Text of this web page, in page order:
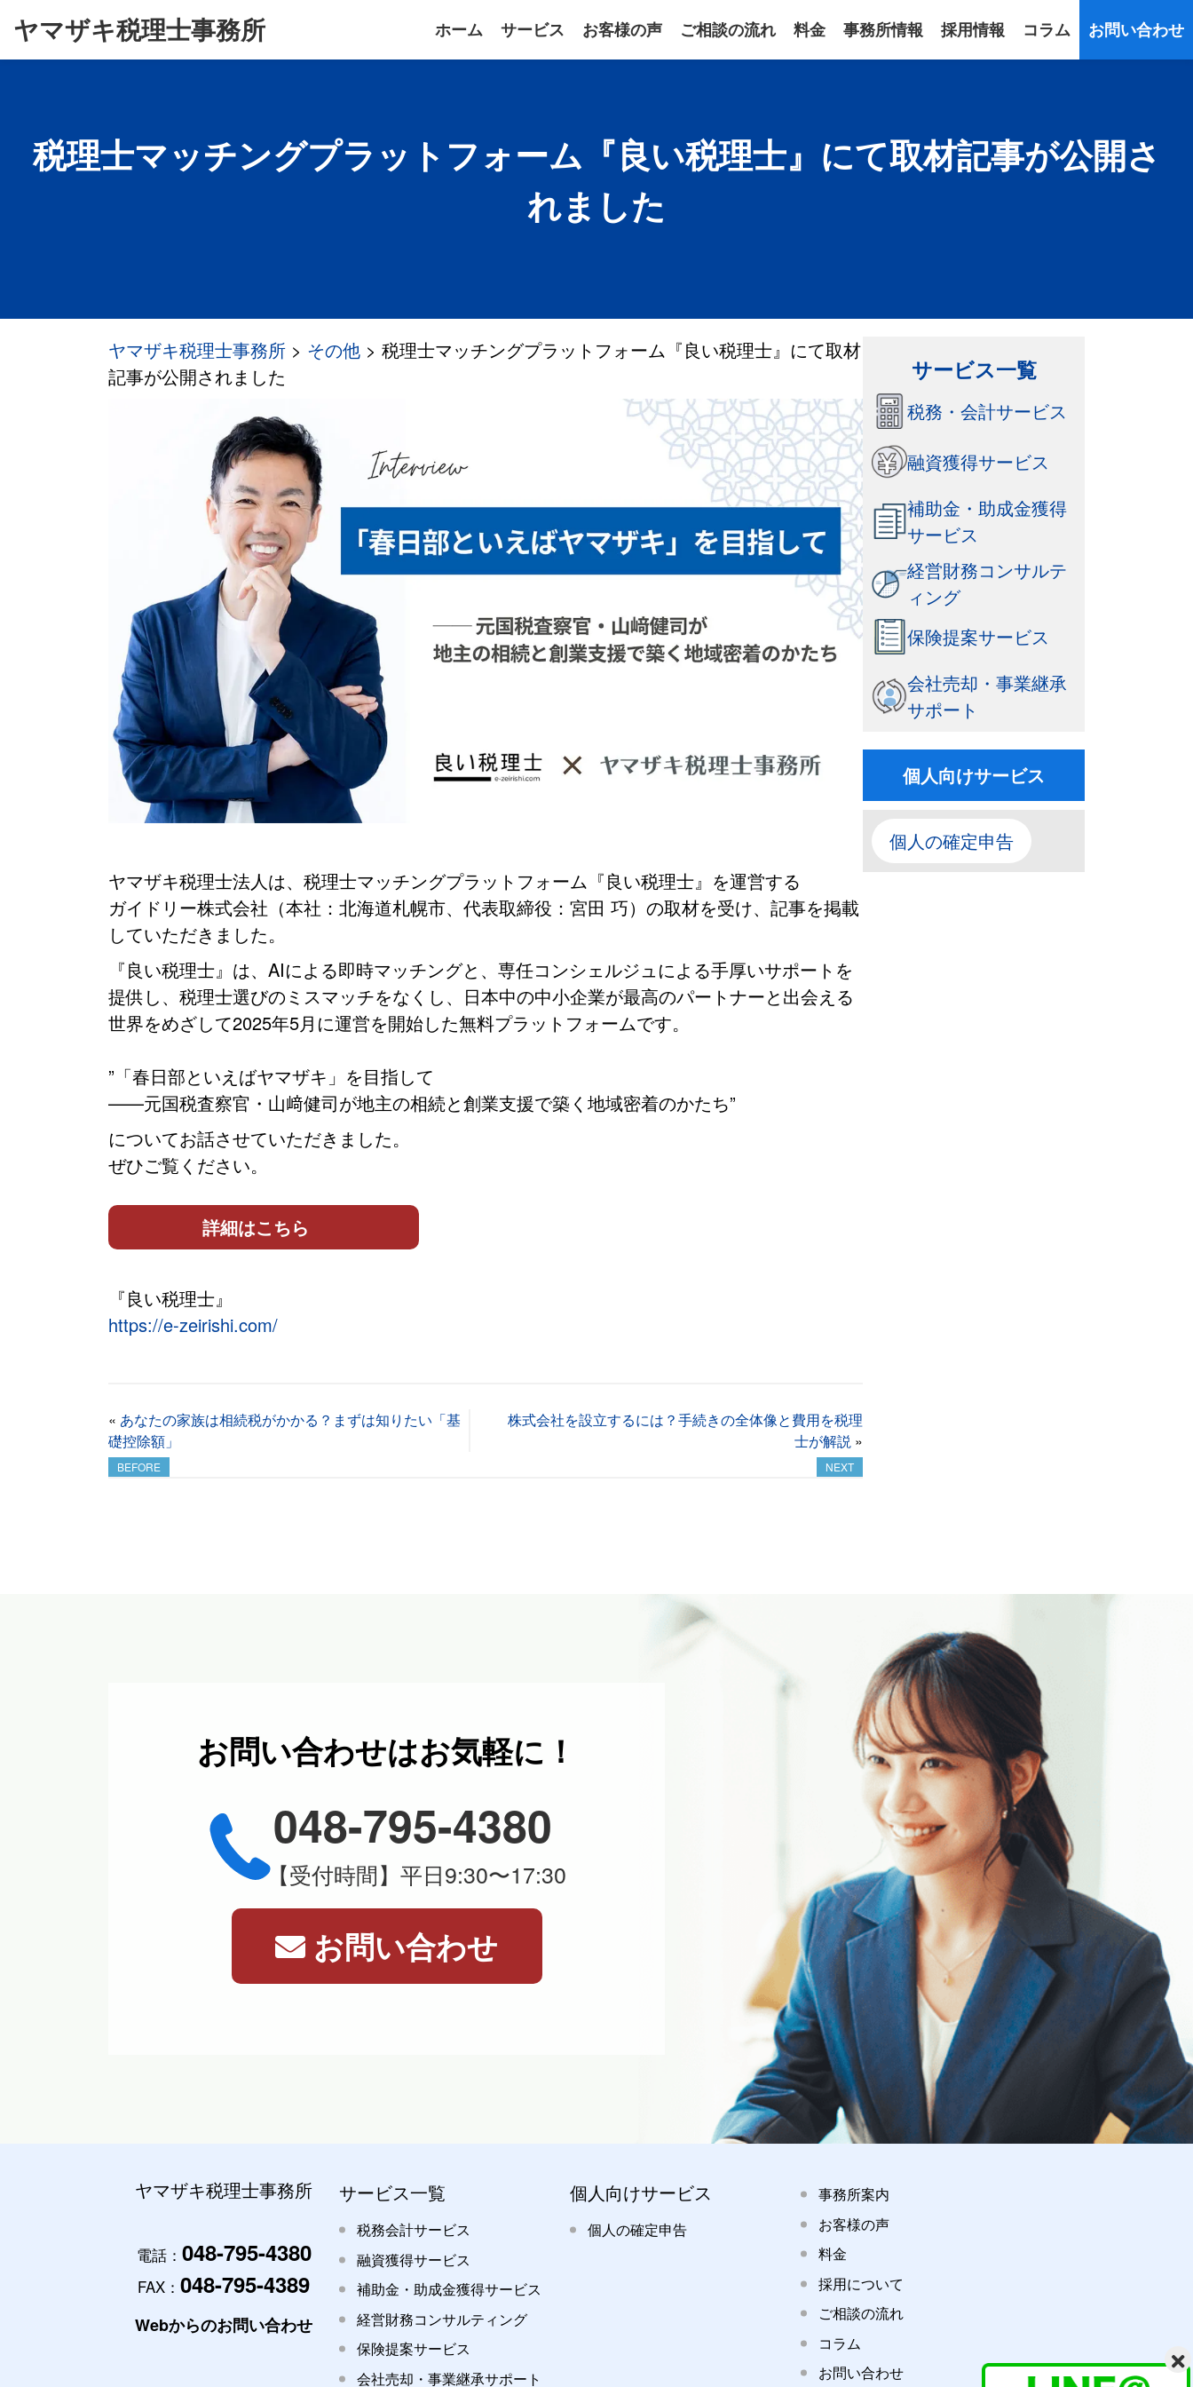
ヤマザキ税理士事務所 ホーム サービス お客様の声 ご相談の流れ 料金 事務所情報 採用情報 コラム お問い合わせ
税理士マッチングプラットフォーム『良い税理士』にて取材記事が公開さ
れました
ヤマザキ税理士事務所 > その他 > 税理士マッチングプラットフォーム『良い税理士』にて取材
記事が公開されました
ヤマザキ税理士法人は、税理士マッチングプラットフォーム『良い税理士』を運営する
ガイドリー株式会社（本社：北海道札幌市、代表取締役：宮田 巧）の取材を受け、記事を掲載
していただきました。
『良い税理士』は、AIによる即時マッチングと、専任コンシェルジュによる手厚いサポートを
提供し、税理士選びのミスマッチをなくし、日本中の中小企業が最高のパートナーと出会える
世界をめざして2025年5月に運営を開始した無料プラットフォームです。
”「春日部といえばヤマザキ」を目指して
——元国税査察官・山﨑健司が地主の相続と創業支援で築く地域密着のかたち”
についてお話させていただきました。
ぜひご覧ください。
詳細はこちら
『良い税理士』
https://e-zeirishi.com/
« あなたの家族は相続税がかかる？まずは知りたい「基
礎控除額」
株式会社を設立するには？手続きの全体像と費用を税理
士が解説 »
サービス一覧
税務・会計サービス
融資獲得サービス
補助金・助成金獲得
サービス
経営財務コンサルテ
ィング
保険提案サービス
会社売却・事業継承
サポート
個人向けサービス
個人の確定申告
お問い合わせはお気軽に！
048-795-4380
【受付時間】平日9:30〜17:30
お問い合わせ
ヤマザキ税理士事務所
電話： 048-795-4380
FAX： 048-795-4389
Webからのお問い合わせ
サービス一覧
税務会計サービス
融資獲得サービス
補助金・助成金獲得サービス
経営財務コンサルティング
保険提案サービス
会社売却・事業継承サポート
個人向けサービス
個人の確定申告
事務所案内
お客様の声
料金
採用について
ご相談の流れ
コラム
お問い合わせ